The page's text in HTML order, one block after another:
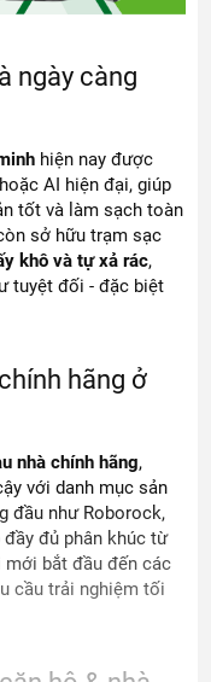
ngày càng
hiện nay được
AI hiện đại, giúp
tốt và làm sạch toàn
sở hữu trạm sạc
khô và tự xả rác,
tuyệt đối - đặc biệt
hãng ở
nhà chính hãng,
với danh mục sản
đầu như Roborock,
đủ phân khúc từ
mới bắt đầu đến các
cầu trải nghiệm tối